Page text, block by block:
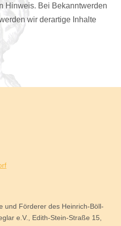
Hinweis. Bei Bekanntwerden
wir derartige Inhalte
und Förderer des Heinrich-Böll-
e.V., Edith-Stein-Straße 15,